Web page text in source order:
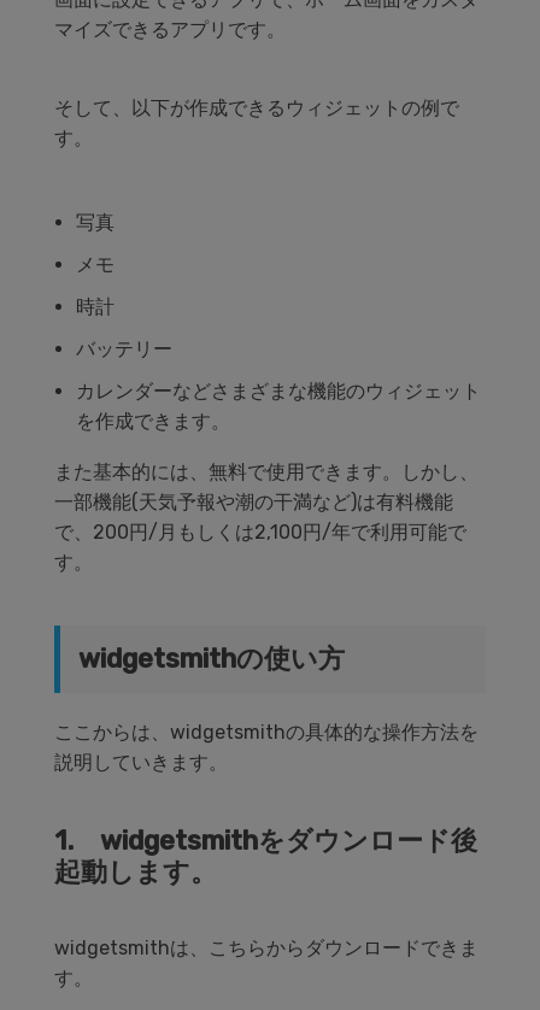
マイズできるアプリです。
そして、以下が作成できるウィジェットの例で
す。
写真
メモ
時計
バッテリー
カレンダーなどさまざまな機能のウィジェット
を作成できます。
また基本的には、無料で使用できます。しかし、
一部機能(天気予報や潮の干満など)は有料機能
で、200円/月もしくは2,100円/年で利用可能で
す。
widgetsmithの使い方
ここからは、widgetsmithの具体的な操作方法を
説明していきます。
1. widgetsmithをダウンロード後
起動します。
widgetsmithは、こちらからダウンロードできま
す。